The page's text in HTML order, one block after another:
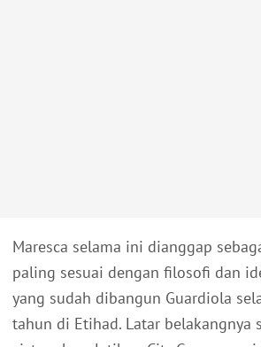
Maresca selama ini dianggap
paling sesuai dengan filosofi dan
yang sudah dibangun Guardiola
tahun di Etihad. Latar belakangnya